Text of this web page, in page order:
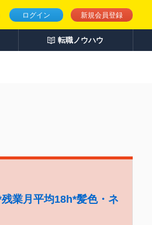
ログイン 新規会員登録
転職ノウハウ
業月平均18h*髪色・ネ